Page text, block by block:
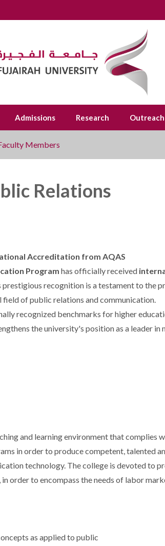
Admissions Research Outreach
Members
Relations
Accreditation from AQAS
Program has officially received
prestigious recognition is a testament to the
of public relations and communication.
recognized benchmarks for higher
the university's position as a leader in
and learning environment that complies
in order to produce competent, talented
technology. The college is devoted
order to encompass the needs of labor
as applied to public